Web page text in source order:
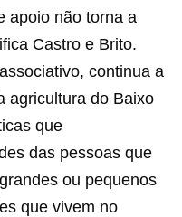
apoio não torna a
Castro e Brito.
continua a
agricultura do Baixo
que
das pessoas que
ou pequenos
que vivem no